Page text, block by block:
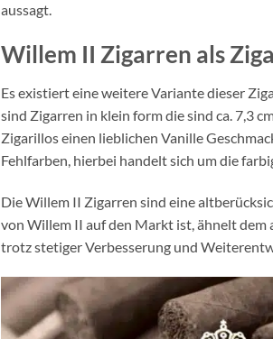
aussagt.
Willem II Zigarren als
Es existiert eine weitere Variante dieser
sind Zigarren in klein form die sind ca. 7,3
Zigarillos einen lieblichen Vanille
Fehlfarben, hierbei handelt sich um die
Die Willem II Zigarren sind eine
von Willem II auf den Markt ist, ähnelt
trotz stetiger Verbesserung und